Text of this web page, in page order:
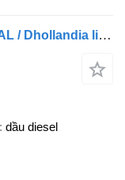
DAF XF 410 EURO 6 /410 HP / 20 EPAL / Dhollandia lift 1500 kg
dầu diesel